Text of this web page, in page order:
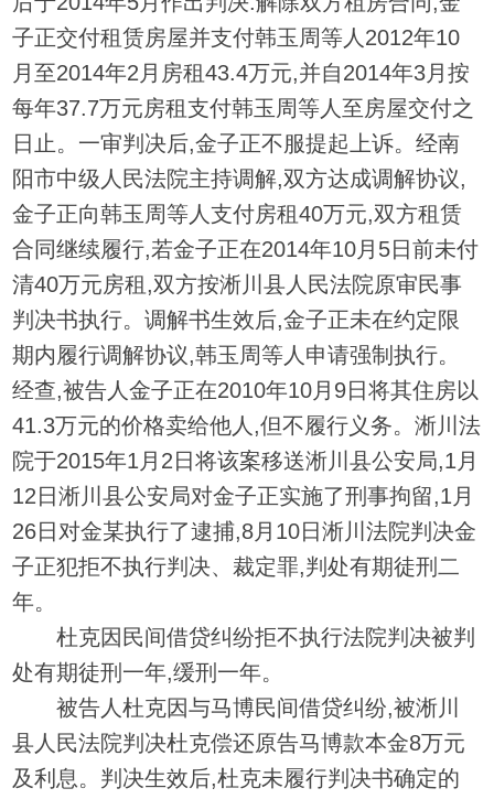
子正交付租赁房屋并支付韩玉周等人2012年10
月至2014年2月房租43.4万元,并自2014年3月按
每年37.7万元房租支付韩玉周等人至房屋交付之
日止。一审判决后,金子正不服提起上诉。经南
阳市中级人民法院主持调解,双方达成调解协议,
金子正向韩玉周等人支付房租40万元,双方租赁
合同继续履行,若金子正在2014年10月5日前未付
清40万元房租,双方按淅川县人民法院原审民事
判决书执行。调解书生效后,金子正未在约定限
期内履行调解协议,韩玉周等人申请强制执行。
经查,被告人金子正在2010年10月9日将其住房以
41.3万元的价格卖给他人,但不履行义务。淅川法
院于2015年1月2日将该案移送淅川县公安局,1月
12日淅川县公安局对金子正实施了刑事拘留,1月
26日对金某执行了逮捕,8月10日淅川法院判决金
子正犯拒不执行判决、裁定罪,判处有期徒刑二
年。
杜克因民间借贷纠纷拒不执行法院判决被判
处有期徒刑一年,缓刑一年。
被告人杜克因与马博民间借贷纠纷,被淅川
县人民法院判决杜克偿还原告马博款本金8万元
及利息。判决生效后,杜克未履行判决书确定的